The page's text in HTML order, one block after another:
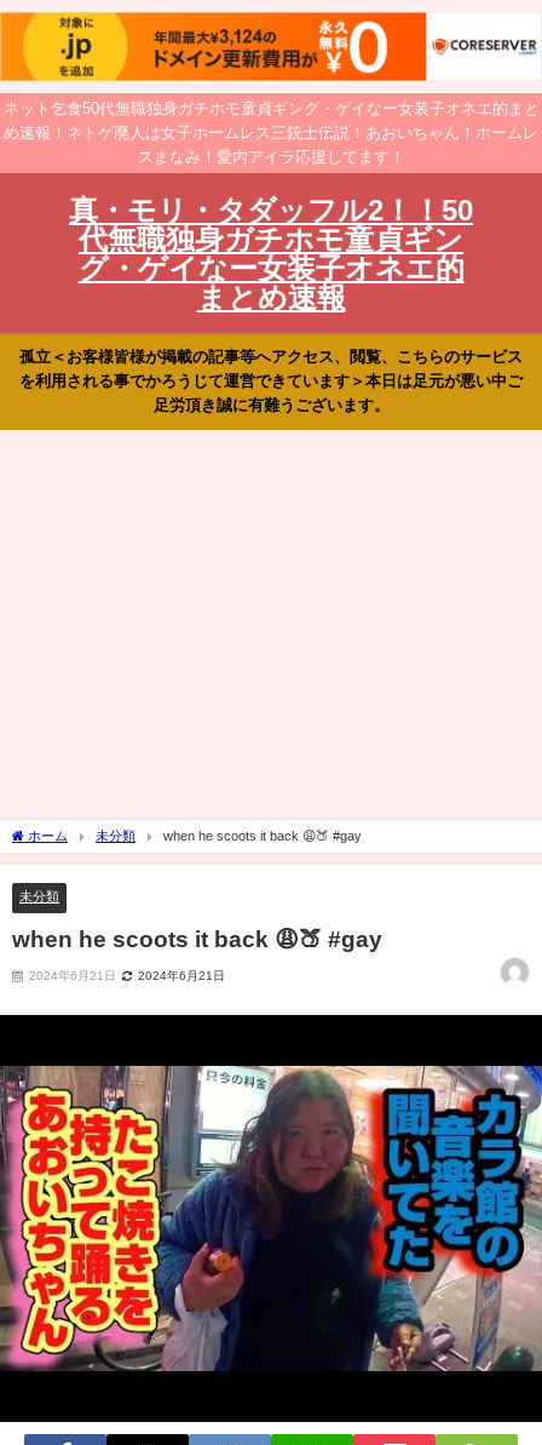
ネット乞食50代無職独身ガチホモ童貞ギング・ゲイなー女装子オネエ的まと
め速報！ネトゲ廃人は女子ホームレス三銃士伝説！あおいちゃん！ホームレ
スまなみ！愛内アイラ応援してます！
真・モリ・タダッフル2！！50
代無職独身ガチホモ童貞ギン
グ・ゲイなー女装子オネエ的
まとめ速報
孤立＜お客様皆様が掲載の記事等へアクセス、閲覧、こちらのサービス
を利用される事でかろうじて運営できています＞本日は足元が悪い中ご
足労頂き誠に有難うございます。
ホーム 未分類 when he scoots it back 😩🍑 #gay
未分類
when he scoots it back 😩🍑 #gay
2024年6月21日 2024年6月21日